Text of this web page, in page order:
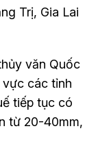
Trị, Gia Lai
văn Quốc
vực các tỉnh
tiếp tục có
từ 20-40mm,